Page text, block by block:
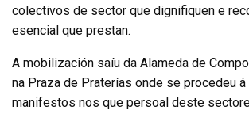
colectivos de sector que dignifiquen e
esencial que prestan.
A mobilización saíu da Alameda de
na Praza de Praterías onde se procedeu
manifestos nos que persoal deste